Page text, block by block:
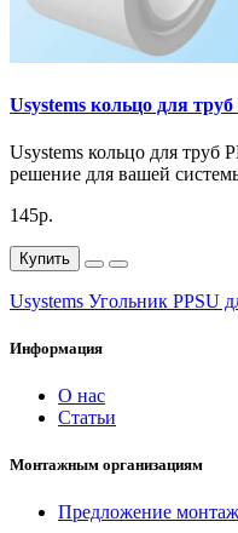
Usystems кольцо для
Usystems кольцо для труб
решение для вашей
145р.
Купить
Usystems Угольник PPSU
Информация
О нас
Статьи
Монтажным организациям
Предложение